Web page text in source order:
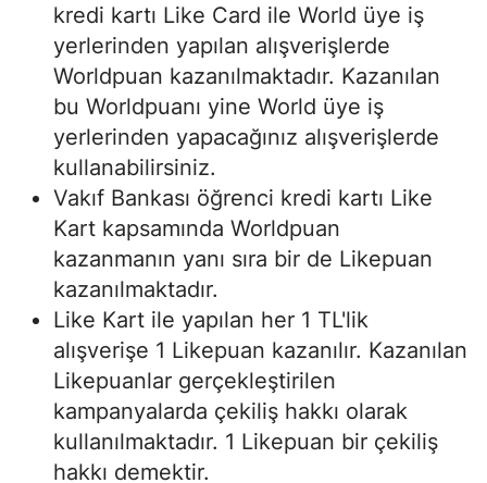
kredi kartı Like Card ile World üye iş
yerlerinden yapılan alışverişlerde
Worldpuan kazanılmaktadır. Kazanılan
bu Worldpuanı yine World üye iş
yerlerinden yapacağınız alışverişlerde
kullanabilirsiniz.
Vakıf Bankası öğrenci kredi kartı Like
Kart kapsamında Worldpuan
kazanmanın yanı sıra bir de Likepuan
kazanılmaktadır.
Like Kart ile yapılan her 1 TL'lik
alışverişe 1 Likepuan kazanılır. Kazanılan
Likepuanlar gerçekleştirilen
kampanyalarda çekiliş hakkı olarak
kullanılmaktadır. 1 Likepuan bir çekiliş
hakkı demektir.